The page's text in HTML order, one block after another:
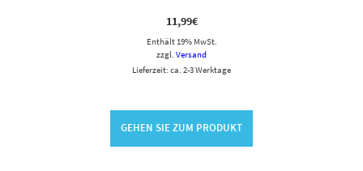
11,99€
Enthält 19% MwSt.
zzgl. Versand
Lieferzeit: ca. 2-3 Werktage
GEHEN SIE ZUM PRODUKT